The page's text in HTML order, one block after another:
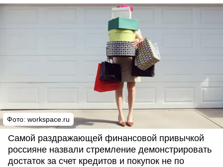
Фото: workspace.ru
Самой раздражающей финансовой привычкой
россияне назвали стремление демонстрировать
достаток за счет кредитов и покупок не по